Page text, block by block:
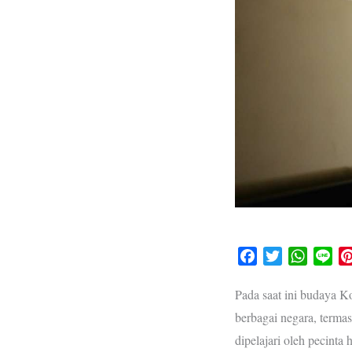
c
e
t
W
a
t
n
e
Pada saat ini budaya
berbagai negara,
dipelajari oleh pecinta